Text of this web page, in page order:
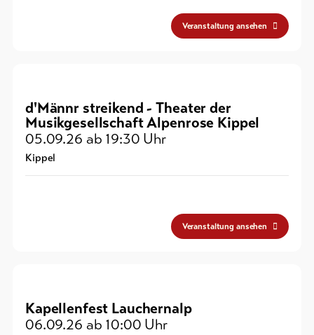
Veranstaltung ansehen
d'Männr streikend - Theater der
Musikgesellschaft Alpenrose Kippel
05.09.26 ab 19:30 Uhr
Kippel
Veranstaltung ansehen
Kapellenfest Lauchernalp
06.09.26 ab 10:00 Uhr